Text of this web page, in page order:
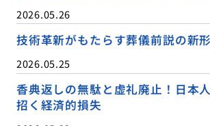
2026.05.26
技術革新がもたらす葬儀前説の新
2026.05.25
香典返しの無駄と虚礼廃止！日本
招く経済的損失